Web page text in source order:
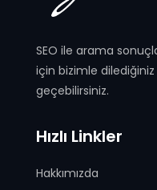
SEO ile arama
için bizimle
geçebilirsiniz.
Hızlı Linkler
Hakkımızda